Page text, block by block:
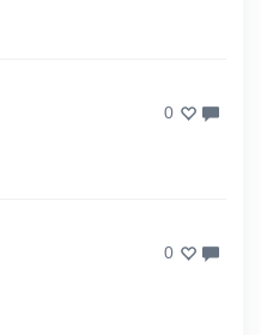
0
0